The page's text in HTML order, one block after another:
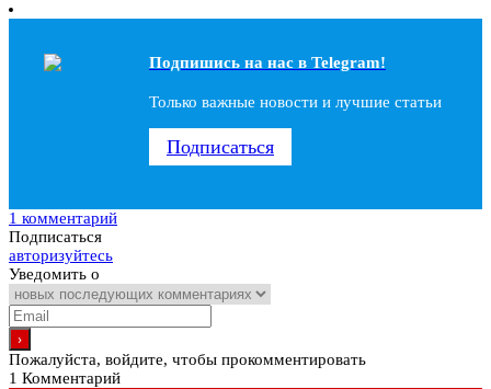
Подпишись на наc в Telegram!
Только важные новости и лучшие статьи
Подписаться
1 комментарий
Подписаться
авторизуйтесь
Уведомить о
Пожалуйста, войдите, чтобы прокомментировать
1 Комментарий